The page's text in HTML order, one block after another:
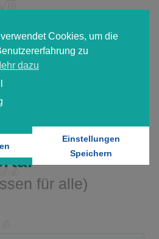
Cookies, um die
zu
dazu
Einstellungen
Speichern
für alle)